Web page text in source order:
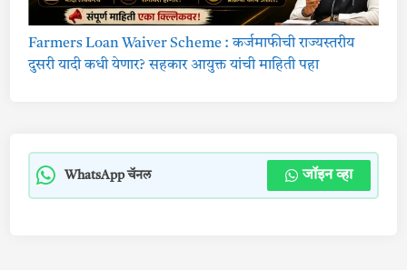
Farmers Loan Waiver Scheme : कर्जमाफीची राज्यस्तरीय
दुसरी यादी कधी येणार? सहकार आयुक्त यांची माहिती पहा
WhatsApp चॅनल जॉइन व्हा